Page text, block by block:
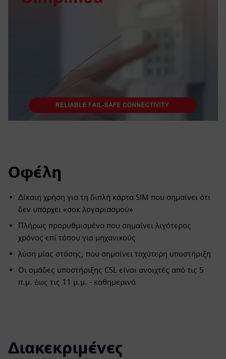
Οφέλη
Δίκαιη χρήση για τη διπλή κάρτα SIM που σημαίνει ότι
δεν υπάρχει «σοκ λογαριασμού»
Πλήρως προρυθμισμένο που σημαίνει λιγότερος
χρόνος επί τόπου για μηχανικούς
λύση μίας στάσης, που σημαίνει ταχύτερη υποστήριξη
Οι ομάδες υποστήριξης CSL είναι ανοιχτές από τις 5
π.μ. έως τις 11 μ.μ. - καθημερινά
Διακεκριμένες